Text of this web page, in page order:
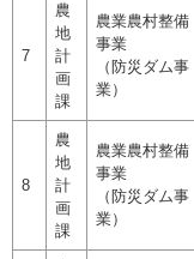
7
農
地
計
画
課
農業農村整備
事業
（防災ダム事
業）
8
農
地
計
画
課
農業農村整備
事業
（防災ダム事
業）